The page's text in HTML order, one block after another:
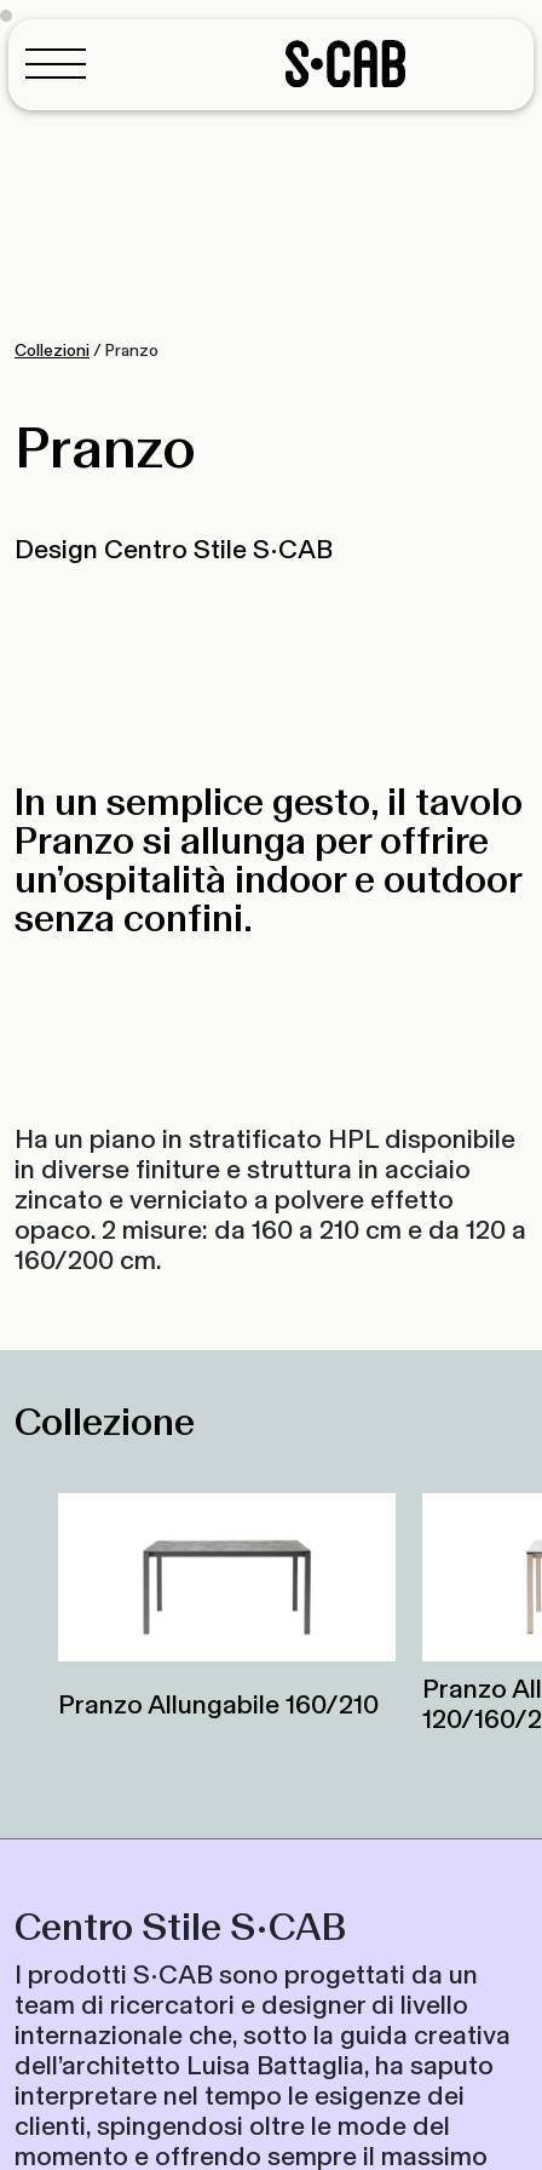
Collezioni/Pranzo
Pranzo
Design Centro Stile S•CAB
In un semplice gesto, il tavolo
Pranzo si allunga per offrire
un’ospitalità indoor e outdoor
senza confini.
Ha un piano in stratificato HPL disponibile
in diverse finiture e struttura in acciaio
zincato e verniciato a polvere effetto
opaco. 2 misure: da 160 a 210 cm e da 120 a
160/200 cm.
Collezione
Pranzo Allungabile 160/210
Pranzo
120/160/
Centro Stile S•CAB
I prodotti S•CAB sono progettati da un
team di ricercatori e designer di livello
internazionale che, sotto la guida creativa
dell’architetto Luisa Battaglia, ha saputo
interpretare nel tempo le esigenze dei
clienti, spingendosi oltre le mode del
momento e offrendo sempre il massimo